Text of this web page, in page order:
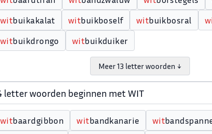
witbuikakalat witbuikboself witbuikbosral w
witbuikdrongo witbuikduiker
Meer 13 letter woorden ↓
letter woorden beginnen met WIT
witbaardgibbon witbandkanarie wit